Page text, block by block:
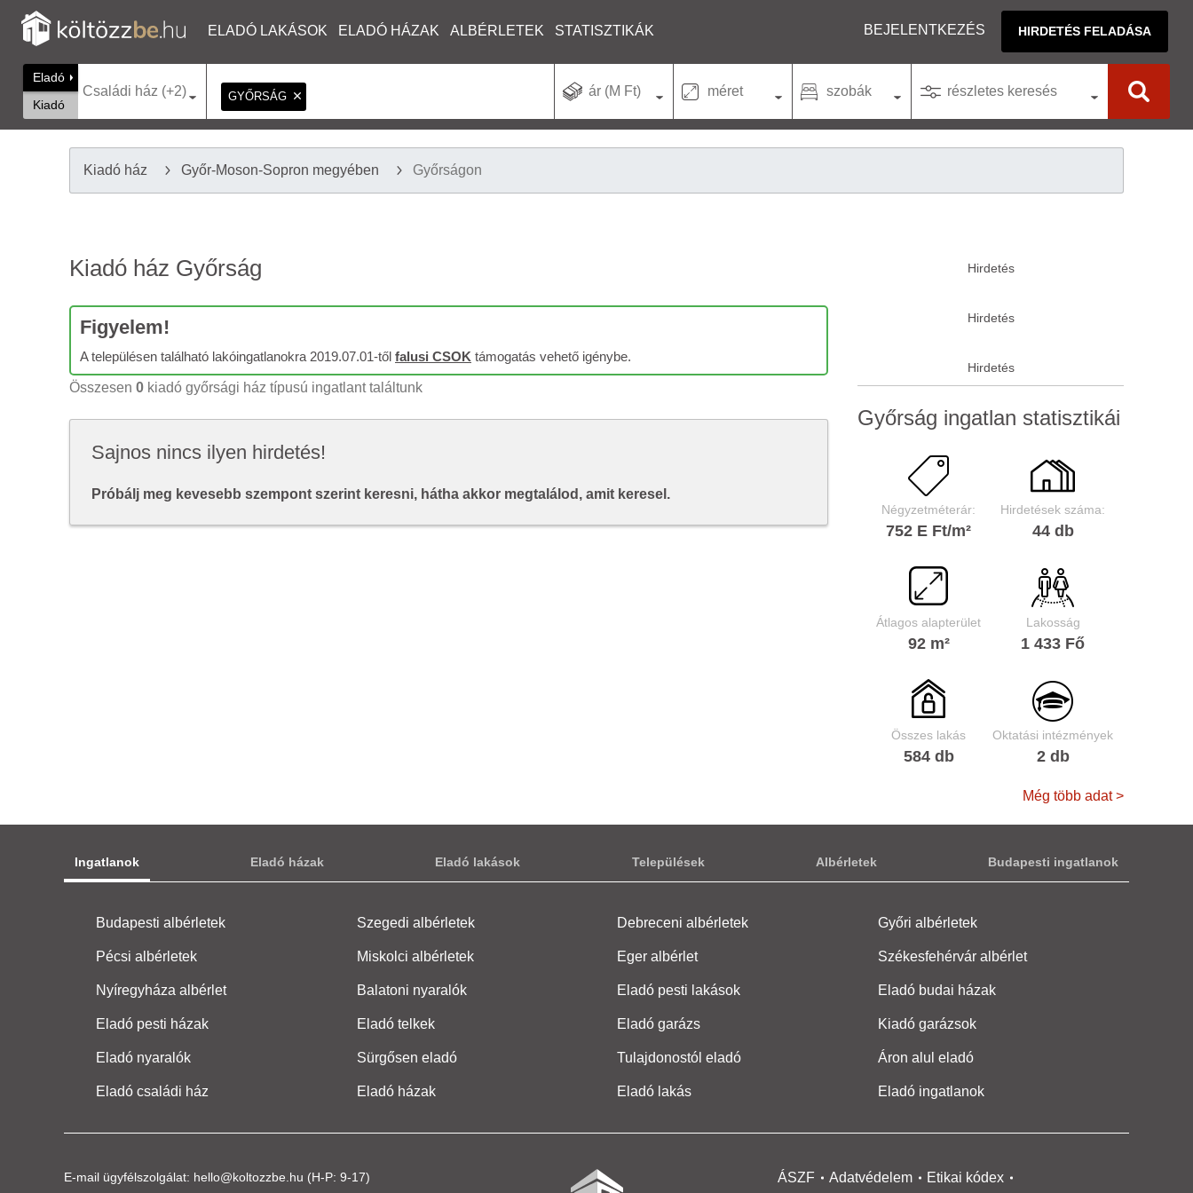
ELADÓ LAKÁSOK ELADÓ HÁZAK ALBÉRLETEK STATISZTIKÁK BEJELENTKEZÉS HIRDETÉS FELADÁSA
Eladó
Kiadó
Családi ház (+2) GYŐRSÁG ár (M Ft) méret szobák részletes keresés
Kiadó ház Győr-Moson-Sopron megyében Győrságon
Kiadó ház Győrság
Figyelem!
A településen található lakóingatlanokra 2019.07.01-től falusi CSOK támogatás vehető igénybe.
Összesen 0 kiadó győrsági ház típusú ingatlant találtunk
Sajnos nincs ilyen hirdetés!
Próbálj meg kevesebb szempont szerint keresni, hátha akkor megtalálod, amit keresel.
Győrság ingatlan statisztikái
Négyzetméterár:
752 E Ft/m²
Hirdetések száma:
44 db
Átlagos alapterület
92 m²
Lakosság
1 433 Fő
Összes lakás
584 db
Oktatási intézmények
2 db
Még több adat >
Ingatlanok Eladó házak Eladó lakások Települések Albérletek Budapesti ingatlanok
Budapesti albérletek Szegedi albérletek Debreceni albérletek Győri albérletek
Pécsi albérletek Miskolci albérletek Eger albérlet Székesfehérvár albérlet
Nyíregyháza albérlet Balatoni nyaralók Eladó pesti lakások Eladó budai házak
Eladó pesti házak Eladó telkek Eladó garázs Kiadó garázsok
Eladó nyaralók Sürgősen eladó Tulajdonostól eladó Áron alul eladó
Eladó családi ház Eladó házak Eladó lakás Eladó ingatlanok
E-mail ügyfélszolgálat: hello@koltozzbe.hu (H-P: 9-17) ÁSZF Adatvédelem Etikai kódex